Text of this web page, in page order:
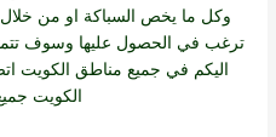
وكل ما يخص السباكة او من
ترغب في الحصول عليها وسوف
الكويت